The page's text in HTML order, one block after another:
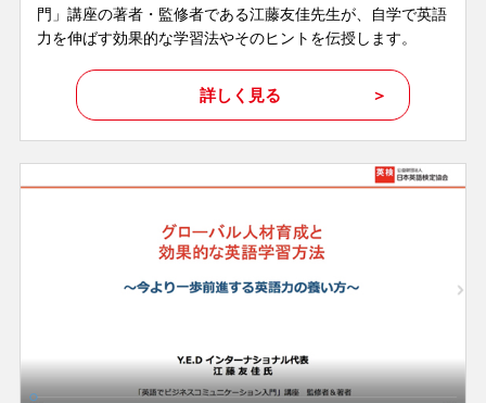
門」講座の著者・監修者である江藤友佳先生が、自学で英語
力を伸ばす効果的な学習法やそのヒントを伝授します。
詳しく見る